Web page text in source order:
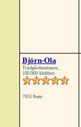
Björn-Ola
Trädgårdsmästarn,
100.000-klubben
7953 Posts